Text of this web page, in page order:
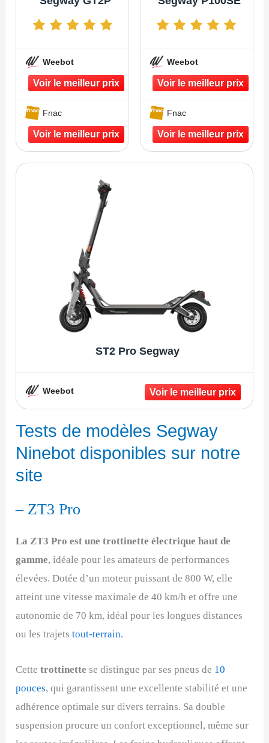
Weebot
Fnac
Weebot
Fnac
ST2 Pro Segway
Weebot
Tests de modèles Segway
Ninebot disponibles sur notre
site
– ZT3 Pro
La ZT3 Pro est une trottinette électrique haut de
gamme, idéale pour les amateurs de performances
élevées. Dotée d’un moteur puissant de 800 W, elle
atteint une vitesse maximale de 40 km/h et offre une
autonomie de 70 km, idéal pour les longues distances
ou les trajetstout-terrain.
Cettetrottinettese distingue par ses pneus de 10
pouces, qui garantissent une excellente stabilité et une
adhérence optimale sur divers terrains. Sa double
suspension procure un confort exceptionnel, même sur